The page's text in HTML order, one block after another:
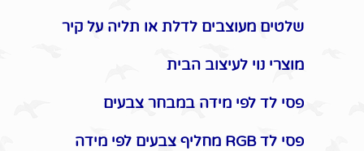
שלטים מעוצבים לדלת או תליה על קיר
מוצרי נוי לעיצוב הבית
פסי לד לפי מידה במבחר צבעים
פסי לד RGB מחליף צבעים לפי מידה